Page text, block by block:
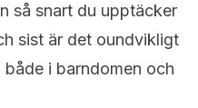
så snart du upptäcker
sist är det oundvikligt
i barndomen och